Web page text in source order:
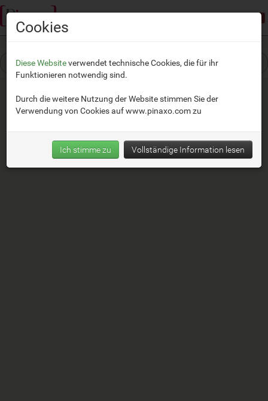
Cookies
Diese Websiteverwendet technische Cookies, die für ihr
Funktionieren notwendig sind.
Durch die weitere Nutzung der Website stimmen Sie der
Verwendung von Cookies aufwww.pinaxo.comzu
Ich stimme zu Vollständige Information lesen